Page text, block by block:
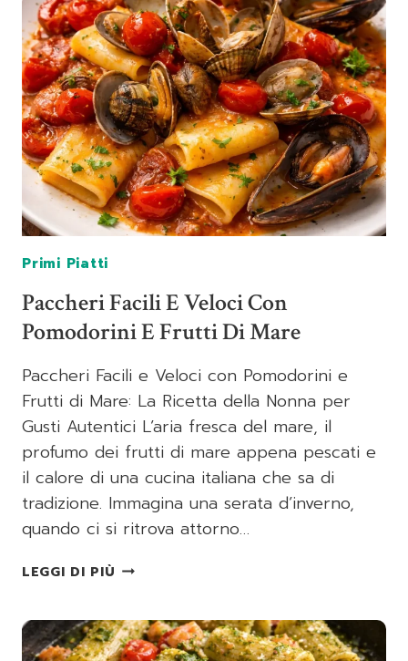
CON
SALSICCIA,
BESCIAMELLA
E
MOZZARELLA
Primi Piatti
Paccheri Facili E Veloci Con
Pomodorini E Frutti Di Mare
Paccheri Facili e Veloci con Pomodorini e
Frutti di Mare: La Ricetta della Nonna per
Gusti Autentici L’aria fresca del mare, il
profumo dei frutti di mare appena pescati e
il calore di una cucina italiana che sa di
tradizione. Immagina una serata d’inverno,
quando ci si ritrova attorno…
LEGGI DI PIÙ PACCHERI
VELOCI
CON